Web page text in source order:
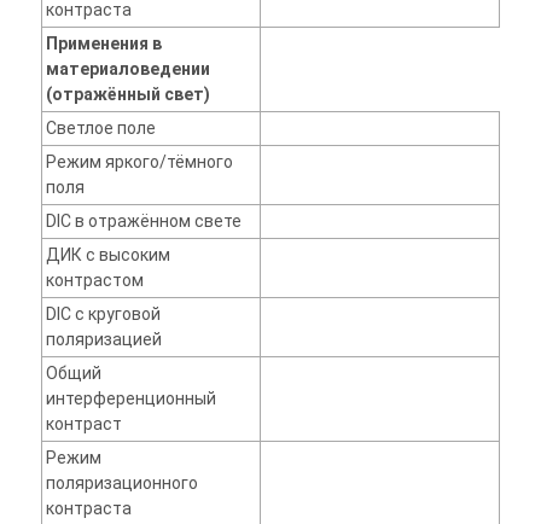
контраста
Применения в
материаловедении
(отражённый свет)
Светлое поле
Режим яркого/тёмного
поля
DIC в отражённом свете
ДИК с высоким
контрастом
DIC с круговой
поляризацией
Общий
интерференционный
контраст
Режим
поляризационного
контраста